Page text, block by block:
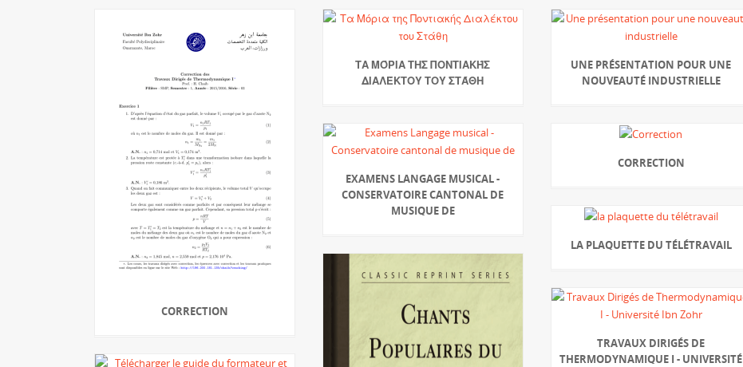
CORRECTION
ΤΑ ΜΌΡΙΑ ΤΗΣ ΠΟΝΤΙΑΚΉΣ
ΔΙΑΛΈΚΤΟΥ ΤΟΥ ΣΤΆΘΗ
UNE PRÉSENTATION POUR UNE
NOUVEAUTÉ INDUSTRIELLE
EXAMENS LANGAGE MUSICAL -
CONSERVATOIRE CANTONAL DE
MUSIQUE DE
CORRECTION
LA PLAQUETTE DU TÉLÉTRAVAIL
TRAVAUX DIRIGÉS DE
THERMODYNAMIQUE I - UNIVERSITÉ